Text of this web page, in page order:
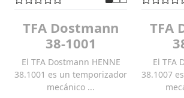
TFA Dostmann
38-1001
El TFA Dostmann HENNE
38.1001 es un temporizador
mecánico ...
TFA
El TFA
38.1007